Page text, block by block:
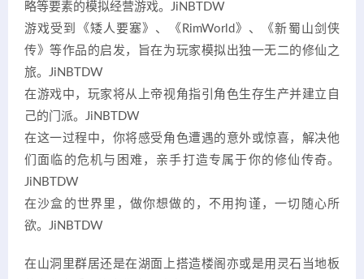
略等要素的模拟经营游戏。 JiNBTDW
游戏受到《矮人要塞》、《RimWorld》、《新蜀山剑侠
传》等作品的启发，旨在为玩家模拟出独一无二的修仙之
旅。 JiNBTDW
在游戏中，玩家将从上帝视角指引角色生存生产并建立自
己的门派。 JiNBTDW
在这一过程中，你将感受角色遭遇的意外或惊喜，解决他
们面临的危机与困难，亲手打造专属于你的修仙传奇。
JiNBTDW
在沙盒的世界里，做你想做的，不用拘谨，一切随心所
欲。 JiNBTDW
在山洞里群居还是在湖面上搭造楼阁亦或是用灵石当地板